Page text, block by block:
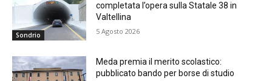
Sondrio
completata l’opera sulla Statale 38 in
Valtellina
5 Agosto 2026
Meda premia il merito scolastico:
pubblicato bando per borse di studio